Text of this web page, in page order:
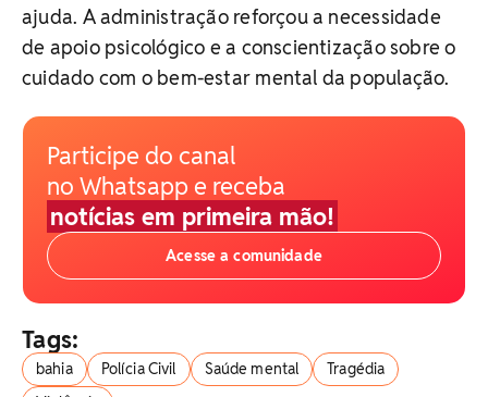
ajuda. A administração reforçou a necessidade
de apoio psicológico e a conscientização sobre o
cuidado com o bem-estar mental da população.
Participe do canal
no Whatsapp e receba
notícias em primeira mão!
Acesse a comunidade
Tags:
bahia Polícia Civil Saúde mental
Tragédia